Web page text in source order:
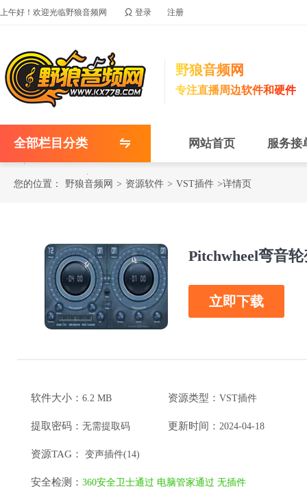
上午好！欢迎光临野狼音频网  登录 注册
野狼音频网
专注直播周边软件和硬件
全部栏目分类 网站首页 服务接
您的位置： 野狼音频网 > 资源软件 > VST插件 >详情页
Pitchwheel弯音
立即下载
软件大小： 6.2 MB 资源类型： VST插件
提取密码： 无需提取码 更新时间： 2024-04-18
资源TAG： 变声插件(14)
安全检测： 360安全卫士通过 电脑管家通过 无插件